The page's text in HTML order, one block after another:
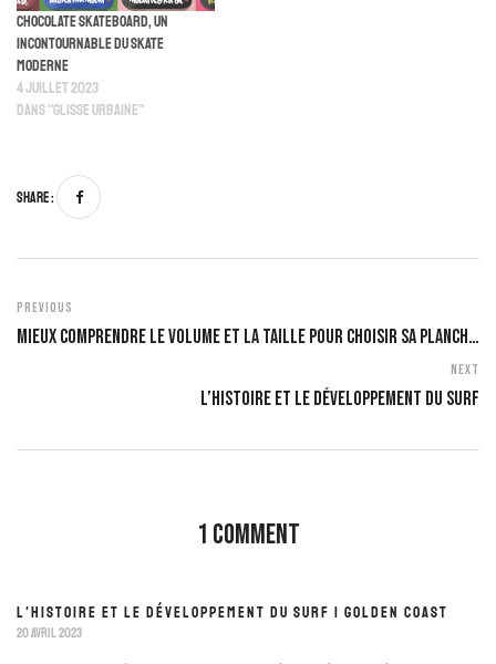
Chocolate skateboard, un
incontournable du skate
moderne
4 juillet 2023
Dans "Glisse Urbaine"
Share :
Previous
Mieux Comprendre Le Volume Et La Taille Pour Choisir Sa Planche De Surf
Next
L’histoire Et Le Développement Du Surf
1 Comment
L'HISTOIRE ET LE DÉVELOPPEMENT DU SURF | GOLDEN COAST
20 avril 2023